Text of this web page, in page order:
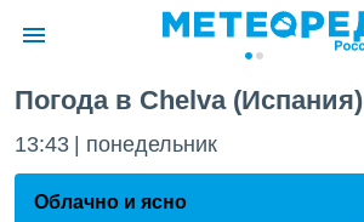
о
Погода в Chelva (Испания)
13:43 понедельник
Облачно и ясно